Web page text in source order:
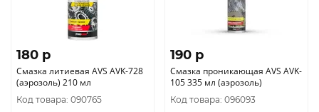
180 p
Смазка литиевая AVS AVK-728
(аэрозоль) 210 мл
Код товара: 090765
190 p
Смазка проникающая AVS AVK-
105 335 мл (аэрозоль)
Код товара: 096093